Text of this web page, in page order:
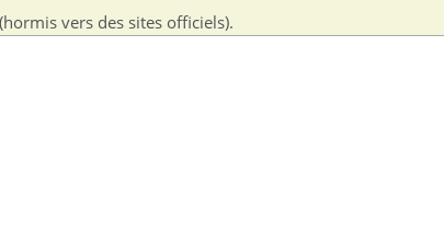
vers des sites officiels).